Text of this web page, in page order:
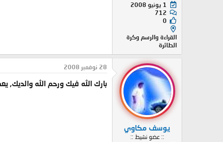
1 يونيو 2008
712
0
القراءة والرسم وكرة
الطائرة
يوسف مكاوي
:: عضو نشيط ::
28 نوفمبر 2008
بارك الله فيك ورحم الله والديك,